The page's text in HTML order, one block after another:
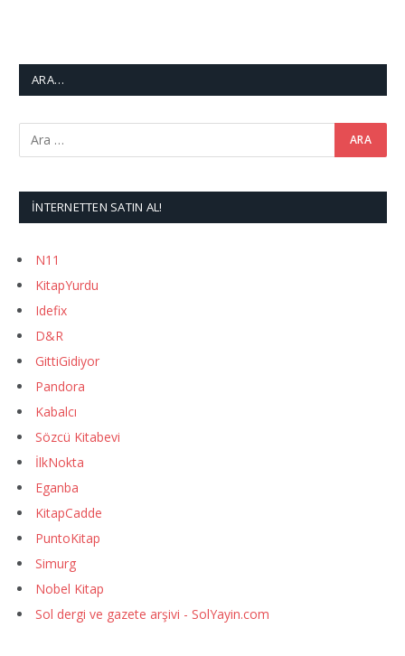
ARA…
İNTERNETTEN SATIN AL!
N11
KitapYurdu
Idefix
D&R
GittiGidiyor
Pandora
Kabalcı
Sözcü Kitabevi
İlkNokta
Eganba
KitapCadde
PuntoKitap
Simurg
Nobel Kitap
Sol dergi ve gazete arşivi - SolYayin.com